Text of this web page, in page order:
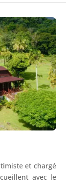
et chargé
avec le